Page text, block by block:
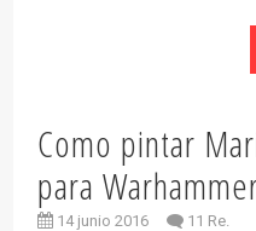
Como pintar
para
14 junio 2016 11 Re.